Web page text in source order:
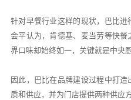
针对早餐行业这样的现状，巴比进
会平认为，肯德基、麦当劳等快
界口味却始终如一，关键就是中央
因此，巴比在品牌建设过程中打
质和供应，并为门店提供两种供应方